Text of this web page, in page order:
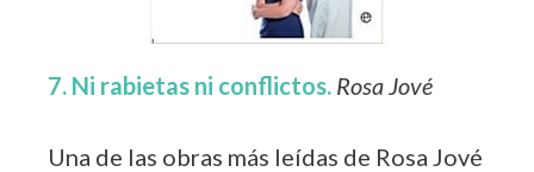
7. Ni rabietas ni conflictos. Rosa Jové
Una de las obras más leídas de Rosa Jové